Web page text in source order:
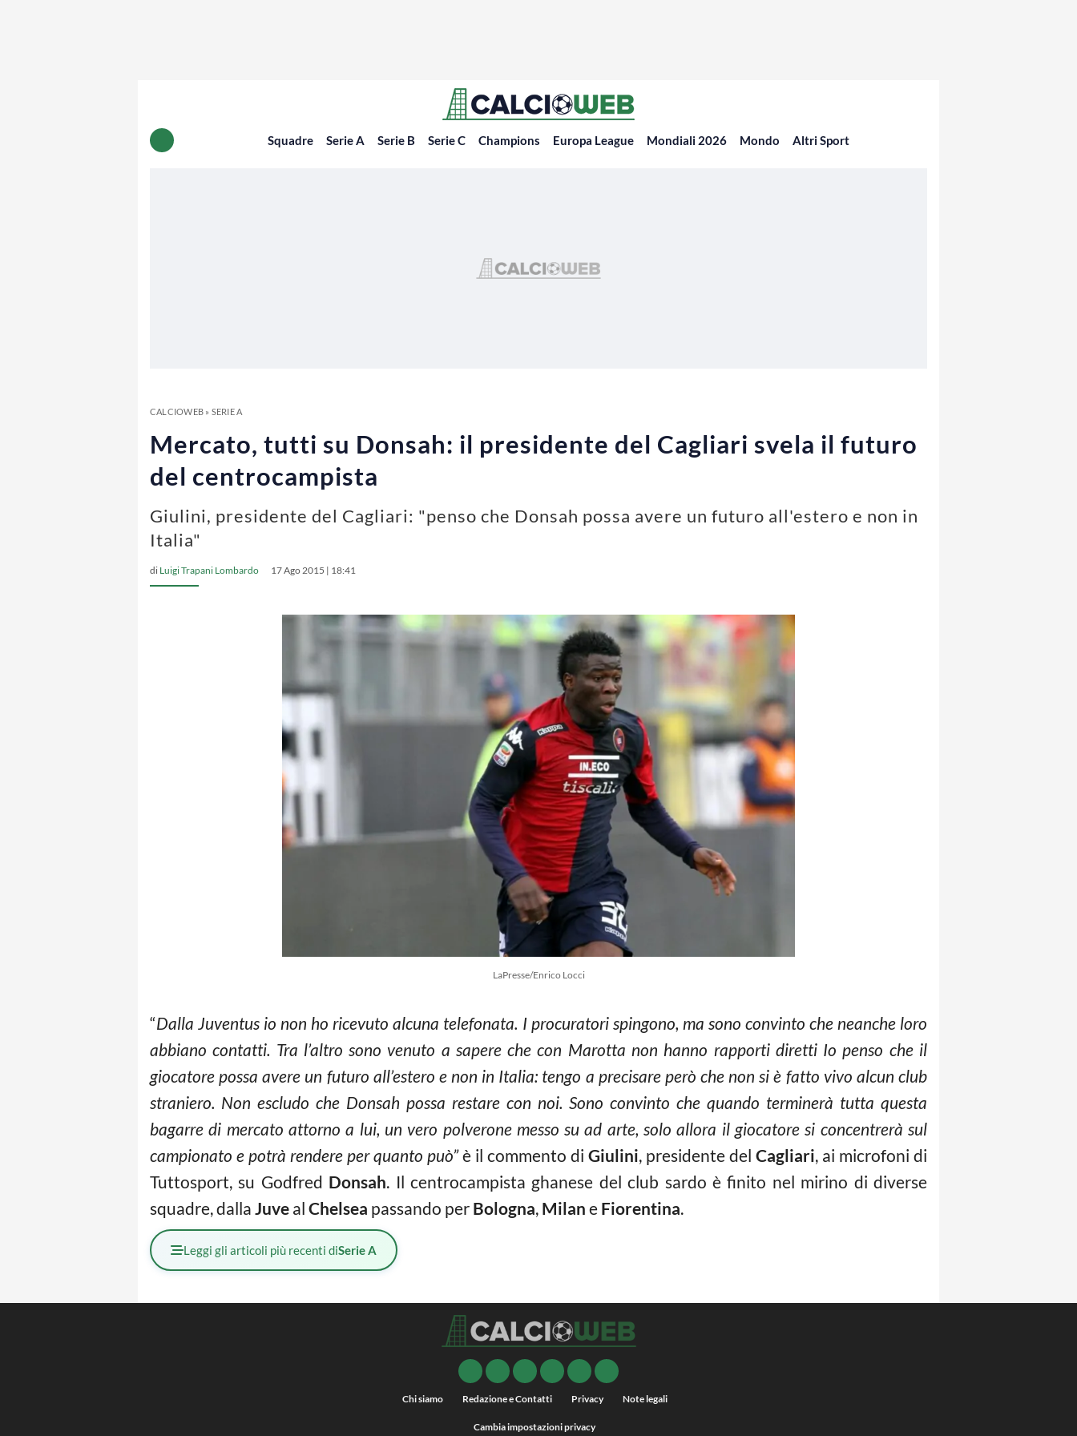
Squadre Serie A Serie B Serie C Champions Europa League Mondiali 2026 Mondo Altri Sport
CALCIOWEB» SERIE A
Mercato, tutti su Donsah: il presidente del Cagliari svela il futuro
del centrocampista
Giulini, presidente del Cagliari: "penso che Donsah possa avere un futuro all'estero e non in
Italia"
di Luigi Trapani Lombardo 17 Ago 2015 | 18:41
LaPresse/Enrico Locci
“Dalla Juventus io non ho ricevuto alcuna telefonata. I procuratori spingono, ma sono convinto che neanche loro
abbiano contatti. Tra l’altro sono venuto a sapere che con Marotta non hanno rapporti diretti Io penso che il
giocatore possa avere un futuro all’estero e non in Italia: tengo a precisare però che non si è fatto vivo alcun club
straniero. Non escludo che Donsah possa restare con noi. Sono convinto che quando terminerà tutta questa
bagarre di mercato attorno a lui, un vero polverone messo su ad arte, solo allora il giocatore si concentrerà sul
campionato e potrà rendere per quanto può”è il commento di Giulini, presidente del Cagliari, ai microfoni di
Tuttosport, su Godfred Donsah. Il centrocampista ghanese del club sardo è finito nel mirino di diverse
squadre, dalla Juve al Chelsea passando per Bologna, Milan e Fiorentina.
Leggi gli articoli più recenti diSerie A
Chi siamo Redazione e Contatti Privacy Note legali
Cambia impostazioni privacy